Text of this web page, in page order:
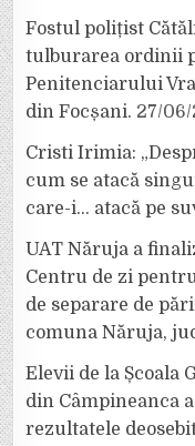
Fostul polițist
tulburarea ordinii
Penitenciarului
din Focșani. 27/
Cristi Irimia:
cum se atacă
care-i… atacă pe
UAT Năruja a
Centru de zi
de separare de
comuna Năruja,
Elevii de la Școala
din Câmpineanca
rezultatele